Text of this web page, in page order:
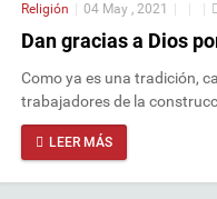
Religión 04 May , 2021
Dan gracias a Dios
Como ya es una tradición,
trabajadores de la
LEER MÁS